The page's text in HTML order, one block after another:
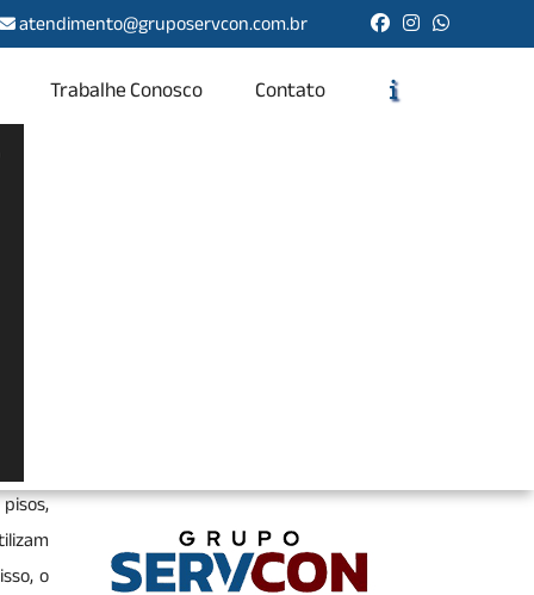
atendimento@gruposervcon.com.br
Trabalhe Conosco Contato
de
o